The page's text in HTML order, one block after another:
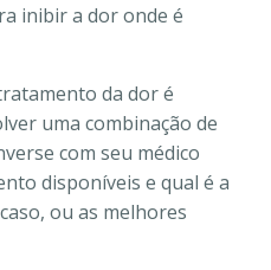
inibir a dor onde é
da dor é
uma combinação de
com seu médico
disponíveis e qual é a
ou as melhores